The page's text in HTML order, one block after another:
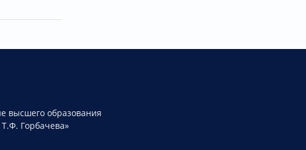
высшего образования
Горбачева»